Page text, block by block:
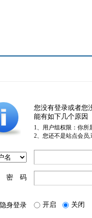
您没有登录或者您
能有如下几个原因
1、用户组权限：你所
2、您还不是站点会员
密 码
隐身登录 开启 关闭